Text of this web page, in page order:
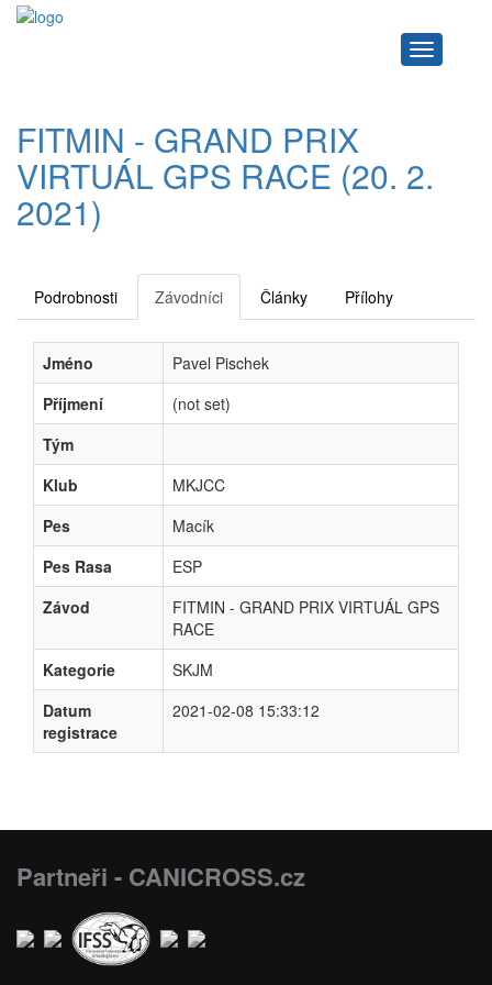
Navigace
FITMIN - GRAND PRIX
VIRTUÁL GPS RACE (20. 2.
2021)
Podrobnosti Závodníci Články Přílohy
Jméno
Pavel Pischek
Příjmení
(not set)
Tým
Klub
MKJCC
Pes
Macík
Pes Rasa
ESP
Závod
FITMIN - GRAND PRIX VIRTUÁL GPS
RACE
Kategorie
SKJM
Datum
registrace
2021-02-08 15:33:12
Partneři - CANICROSS.cz